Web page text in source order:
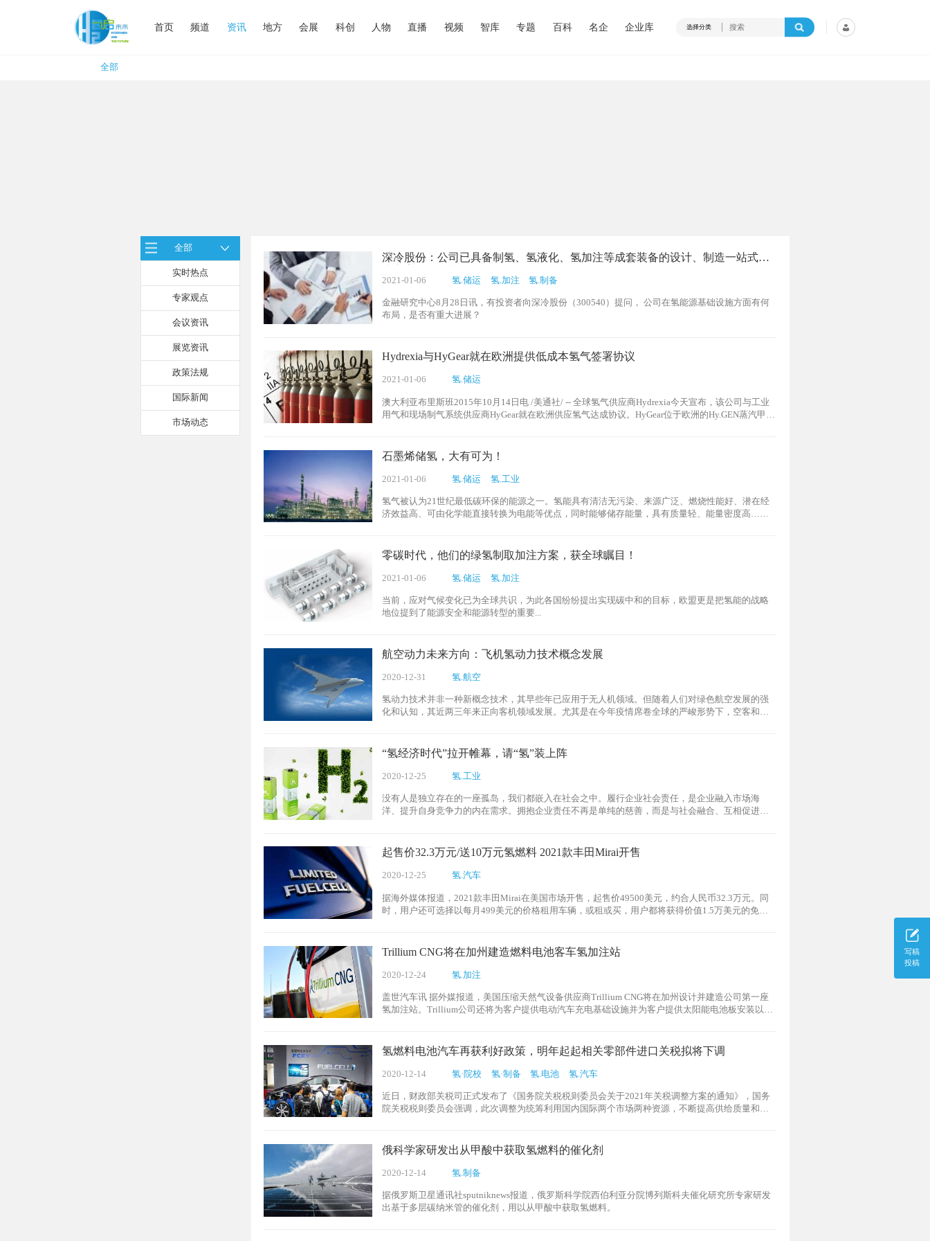
首页 频道 资讯 地方 会展 科创 人物 直播 视频 智库 专题 百科 名企 企业库 选择分类
全部
写稿
投稿
全部
实时热点
专家观点
会议资讯
展览资讯
政策法规
国际新闻
市场动态
深冷股份：公司已具备制氢、氢液化、氢加注等成套装备的设计、制造一站式解
2021-01-06 氢.储运 氢.加注 氢.制备
金融研究中心8月28日讯，有投资者向深冷股份（300540）提问， 公司在氢能源基础设施方面有何
布局，是否有重大进展？
Hydrexia与HyGear就在欧洲提供低成本氢气签署协议
2021-01-06 氢.储运
澳大利亚布里斯班2015年10月14日电 /美通社/ -- 全球氢气供应商Hydrexia今天宣布，该公司与工业
用气和现场制气系统供应商HyGear就在欧洲供应氢气达成协议。HyGear位于欧洲的Hy.GEN蒸汽甲烷
石墨烯储氢，大有可为！
2021-01-06 氢.储运 氢.工业
氢气被认为21世纪最低碳环保的能源之一。氢能具有清洁无污染、来源广泛、燃烧性能好、潜在经
济效益高、可由化学能直接转换为电能等优点，同时能够储存能量，具有质量轻、能量密度高……
零碳时代，他们的绿氢制取加注方案，获全球瞩目！
2021-01-06 氢.储运 氢.加注
当前，应对气候变化已为全球共识，为此各国纷纷提出实现碳中和的目标，欧盟更是把氢能的战略
地位提到了能源安全和能源转型的重要...
航空动力未来方向：飞机氢动力技术概念发展
2020-12-31 氢.航空
氢动力技术并非一种新概念技术，其早些年已应用于无人机领域。但随着人们对绿色航空发展的强
化和认知，其近两三年来正向客机领域发展。尤其是在今年疫情席卷全球的严峻形势下，空客和波
“氢经济时代”拉开帷幕，请“氢”装上阵
2020-12-25 氢.工业
没有人是独立存在的一座孤岛，我们都嵌入在社会之中。履行企业社会责任，是企业融入市场海
洋、提升自身竞争力的内在需求。拥抱企业责任不再是单纯的慈善，而是与社会融合、互相促进的
起售价32.3万元/送10万元氢燃料 2021款丰田Mirai开售
2020-12-25 氢.汽车
据海外媒体报道，2021款丰田Mirai在美国市场开售，起售价49500美元，约合人民币32.3万元。同
时，用户还可选择以每月499美元的价格租用车辆，或租或买，用户都将获得价值1.5万美元的免费
Trillium CNG将在加州建造燃料电池客车氢加注站
2020-12-24 氢.加注
盖世汽车讯 据外媒报道，美国压缩天然气设备供应商Trillium CNG将在加州设计并建造公司第一座
氢加注站。Trillium公司还将为客户提供电动汽车充电基础设施并为客户提供太阳能电池板安装以及
氢燃料电池汽车再获利好政策，明年起起相关零部件进口关税拟将下调
2020-12-14 氢·院校 氢·制备 氢.电池 氢.汽车
近日，财政部关税司正式发布了《国务院关税税则委员会关于2021年关税调整方案的通知》，国务
院关税税则委员会强调，此次调整为统筹利用国内国际两个市场两种资源，不断提高供给质量和水
俄科学家研发出从甲酸中获取氢燃料的催化剂
2020-12-14 氢.制备
据俄罗斯卫星通讯社sputniknews报道，俄罗斯科学院西伯利亚分院博列斯科夫催化研究所专家研发
出基于多层碳纳米管的催化剂，用以从甲酸中获取氢燃料。